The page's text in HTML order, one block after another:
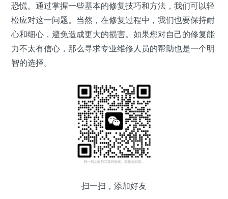
恐慌。通过掌握一些基本的修复技巧和方法，我们可以轻
松应对这一问题。当然，在修复过程中，我们也要保持耐
心和细心，避免造成更大的损害。如果您对自己的修复能
力不太有信心，那么寻求专业维修人员的帮助也是一个明
智的选择。
扫一扫，添加好友